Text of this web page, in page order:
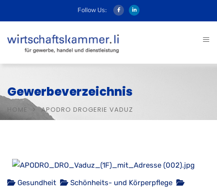
Follow Us:
Gewerbeverzeichnis
HOME APODRO DROGERIE VADUZ
Gesundheit
Schönheits- und Körperpflege